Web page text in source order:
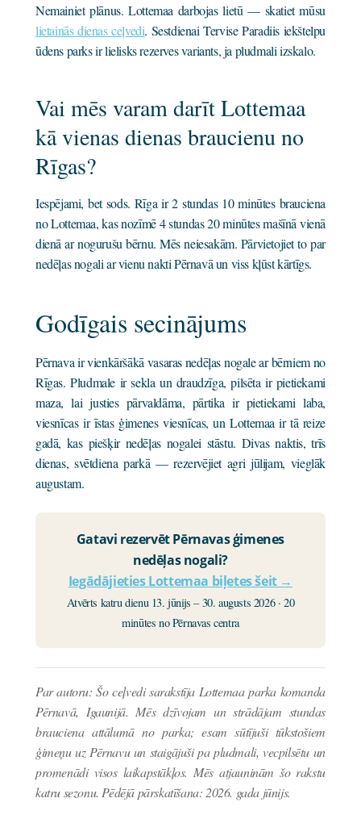
Nemainiet plānus. Lottemaa darbojas lietū — skatiet mūsu
lietainās dienas ceļvedi. Sestdienai Tervise Paradiis iekštelpu
ūdens parks ir lielisks rezerves variants, ja pludmali izskalo.
Vai mēs varam darīt Lottemaa
kā vienas dienas braucienu no
Rīgas?
Iespējami, bet sods. Rīga ir 2 stundas 10 minūtes brauciena
no Lottemaa, kas nozīmē 4 stundas 20 minūtes mašīnā vienā
dienā ar nogurušu bērnu. Mēs neiesakām. Pārvietojiet to par
nedēļas nogali ar vienu nakti Pērnavā un viss kļūst kārtīgs.
Godīgais secinājums
Pērnava ir vienkāršākā vasaras nedēļas nogale ar bērniem no
Rīgas. Pludmale ir sekla un draudzīga, pilsēta ir pietiekami
maza, lai justies pārvaldāma, pārtika ir pietiekami laba,
viesnīcas ir īstas ģimenes viesnīcas, un Lottemaa ir tā reize
gadā, kas piešķir nedēļas nogalei stāstu. Divas naktis, trīs
dienas, svētdiena parkā — rezervējiet agri jūlijam, vieglāk
augustam.
Gatavi rezervēt Pērnavas ģimenes
nedēļas nogali?
Iegādājieties Lottemaa biļetes šeit →
Atvērts katru dienu 13. jūnijs – 30. augusts 2026 · 20
minūtes no Pērnavas centra
Par autoru: Šo ceļvedi sarakstīja Lottemaa parka komanda
Pērnavā, Igaunijā. Mēs dzīvojam un strādājam stundas
brauciena attālumā no parka; esam sūtījuši tūkstošiem
ģimeņu uz Pērnavu un staigājuši pa pludmali, vecpilsētu un
promenādi visos laikapstākļos. Mēs atjauninām šo rakstu
katru sezonu. Pēdējā pārskatīšana: 2026. gada jūnijs.